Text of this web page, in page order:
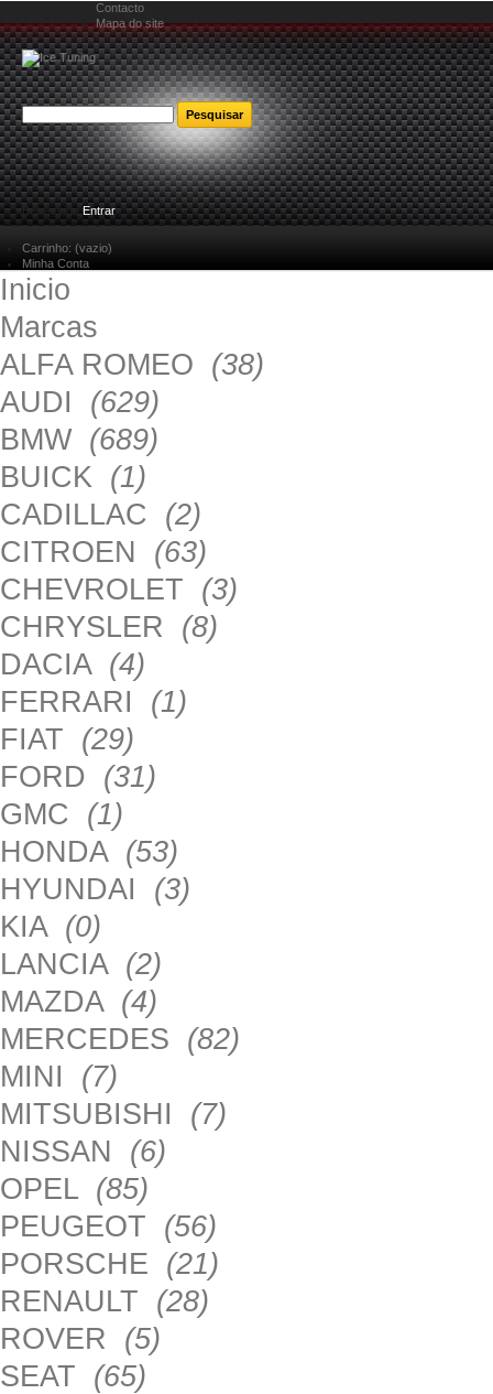
Contacto
Mapa do site
Bem-vindoEntrar
Carrinho: (vazio)
Minha Conta
Inicio
Marcas
ALFA ROMEO (38)
AUDI (629)
BMW (689)
BUICK (1)
CADILLAC (2)
CITROEN (63)
CHEVROLET (3)
CHRYSLER (8)
DACIA (4)
FERRARI (1)
FIAT (29)
FORD (31)
GMC (1)
HONDA (53)
HYUNDAI (3)
KIA (0)
LANCIA (2)
MAZDA (4)
MERCEDES (82)
MINI (7)
MITSUBISHI (7)
NISSAN (6)
OPEL (85)
PEUGEOT (56)
PORSCHE (21)
RENAULT (28)
ROVER (5)
SEAT (65)